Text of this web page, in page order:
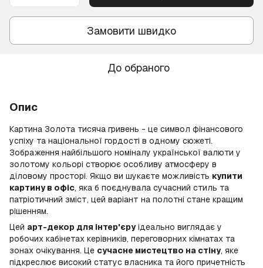
Замовити швидко
До обраного
Опис
Картина Золота тисяча гривень - це символ фінансового
успіху та національної гордості в одному сюжеті.
Зображення найбільшого номіналу української валюти у
золотому кольорі створює особливу атмосферу в
діловому просторі. Якщо ви шукаєте можливість купити
картину в офіс, яка б поєднувала сучасний стиль та
патріотичний зміст, цей варіант на полотні стане кращим
рішенням.
Цей арт-декор для інтер'єруідеально виглядає у
робочих кабінетах керівників, переговорних кімнатах та
зонах очікування. Це сучасне мистецтво на стіну, яке
підкреслює високий статус власника та його причетність